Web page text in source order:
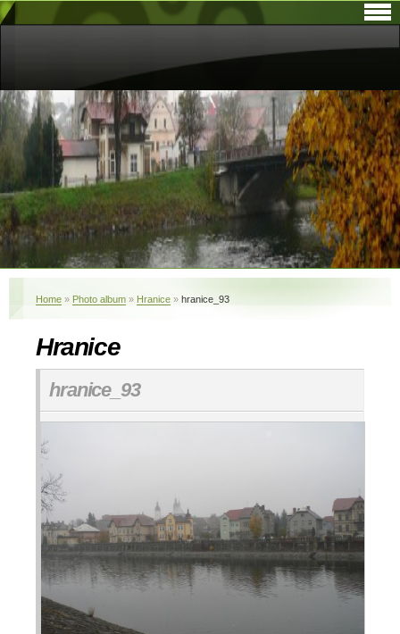
Home » Photo album » Hranice » hranice_93
Hranice
hranice_93